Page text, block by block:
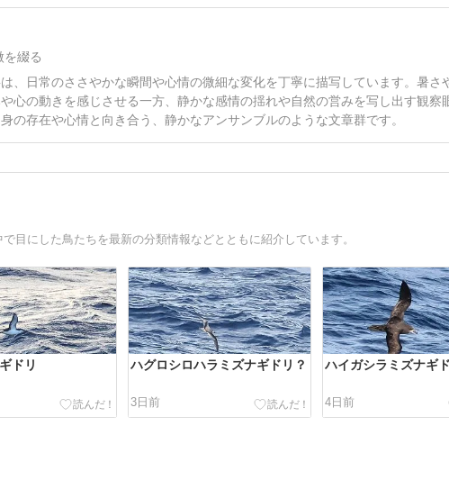
を綴る
、日常のささやかな瞬間や心情の微細な変化を丁寧に描写しています。暑さ
心の動きを感じさせる一方、静かな感情の揺れや自然の営みを写し出す観察
の存在や心情と向き合う、静かなアンサンブルのような文章群です。
目にした鳥たちを最新の分類情報などとともに紹介しています。
ドリ ハグロシロハラミズナギドリ？
3日前
ハイガシラミズナギ
4日前